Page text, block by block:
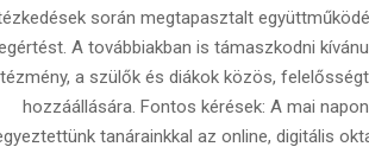
során megtapasztalt
A továbbiakban is támaszkodni
a szülők és diákok közös,
hozzáállására. Fontos kérések: A mai napon
tanárainkkal az online, digitális